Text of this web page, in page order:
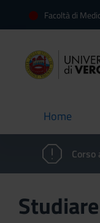
Facoltà di
Home
current
Studiare